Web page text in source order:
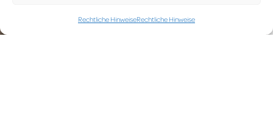
Rechtliche HinweiseRechtliche Hinweise